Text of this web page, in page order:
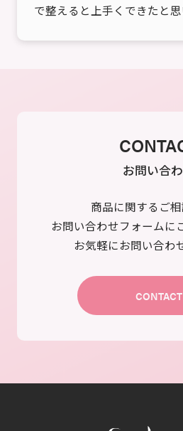
で整えると上手くできたと
お問い合
商品に関するご相
お問い合わせフォームに
お気軽にお問い合わ
CONTACT